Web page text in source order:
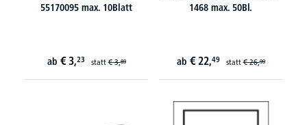
55170095 max. 10Blatt
ab € 3,23 statt€ 3,89
1468 max. 50Bl.
ab € 22,49 statt€ 26,99